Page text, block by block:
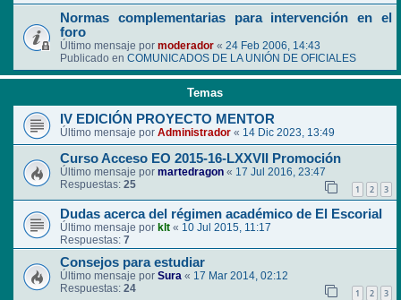
Normas complementarias para intervención en el
foro
Último mensaje por moderador « 24 Feb 2006, 14:43
Publicado en COMUNICADOS DE LA UNIÓN DE OFICIALES
Temas
IV EDICIÓN PROYECTO MENTOR
Último mensaje por Administrador « 14 Dic 2023, 13:49
Curso Acceso EO 2015-16-LXXVII Promoción
Último mensaje por martedragon « 17 Jul 2016, 23:47
Respuestas: 25 1 2 3
Dudas acerca del régimen académico de El Escorial
Último mensaje por klt « 10 Jul 2015, 11:17
Respuestas: 7
Consejos para estudiar
Último mensaje por Sura « 17 Mar 2014, 02:12
Respuestas: 24 1 2 3